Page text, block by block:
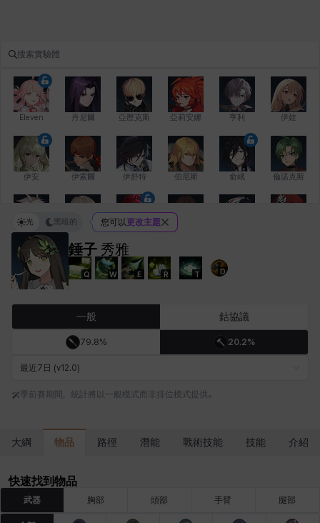
Eleven 丹尼爾 亞歷克斯 亞莉安娜 亨利 伊娃
伊安 伊索爾 伊舒特 伯尼斯 俞岷 倫諾克斯
傑琪 克雷弗
娜汀 尤斯蒂娜 布萊爾
錘子 秀雅
Q W E R T D
光 黑暗的 您可以更改主題
一般 鈷協議
79.8% 20.2%
最近7日 (v12.0)
季前賽期間，統計將以一般模式而非排位模式提供。
大綱 物品 路徑 潛能 戰術技能 技能 介紹
快速找到物品
武器 胸部 頭部 手臂 腿部